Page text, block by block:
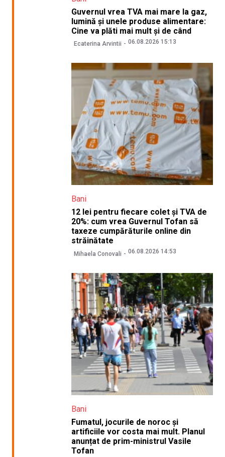
Guvernul vrea TVA mai mare la gaz,
lumină și unele produse alimentare:
Cine va plăti mai mult și de când
Ecaterina Arvintii 06.08.2026 15:13
Bani
12 lei pentru fiecare colet și TVA de
20%: cum vrea Guvernul Tofan să
taxeze cumpărăturile online din
străinătate
Mihaela Conovali 06.08.2026 14:53
Bani
Fumatul, jocurile de noroc și
artificiile vor costa mai mult. Planul
anunțat de prim-ministrul Vasile
Tofan